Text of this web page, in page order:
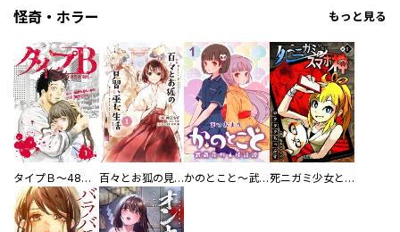
怪奇・ホラー もっと見る
タイプＢ～48時間後、致死率100％～【単話】 百々とお狐の見習い巫女生活【単行本版】 かのとこと～武蔵花町怪話譚～ 【連載版】 死ニガミ少女とスマホ神